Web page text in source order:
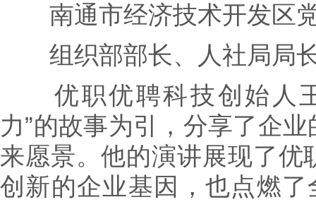
南通市经济技术开发区
组织部部长、人社局局
优职优聘科技创始人王
力”的故事为引，分享了企
来愿景。他的演讲展现了
创新的企业基因，也点燃